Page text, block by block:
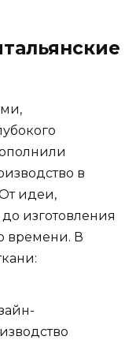
в
идеи,
изготовления
времени. В